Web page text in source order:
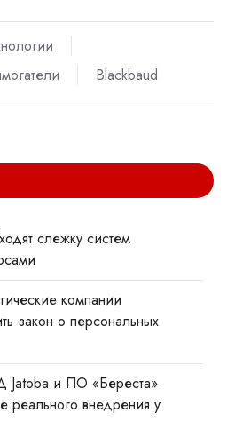
Blackbaud
слежку систем
компании
закон о персональных
Jatoba и ПО «Береста»
реального внедрения у